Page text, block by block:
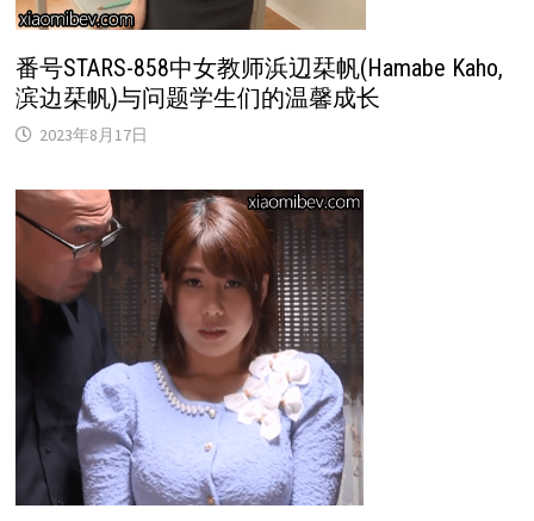
番号STARS-858中女教师浜辺栞帆(Hamabe Kaho,
滨边栞帆)与问题学生们的温馨成长
2023年8月17日